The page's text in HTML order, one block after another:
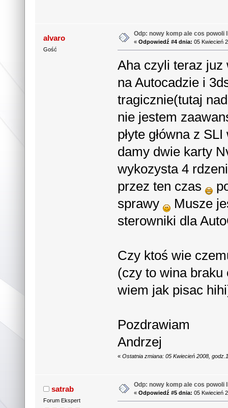
alvaro
Gość
Odp: nowy komp ale cos powoli
«Odpowiedź #4 dnia: 05 Kwiecień
Aha czyli teraz
na Autocadzie i
tragicznie(tutaj
nie jestem
płyte główna z
damy dwie karty
wykozysta 4
przez ten czas
sprawy
Musze
sterowniki dla
Czy ktoś wie
(czy to wina braku
wiem jak pisac
Pozdrawiam
Andrzej
«Ostatnia zmiana: 05 Kwiecień 2008,
satrab
Forum Ekspert
Odp: nowy komp ale cos powoli
«Odpowiedź #5 dnia: 05 Kwiecień